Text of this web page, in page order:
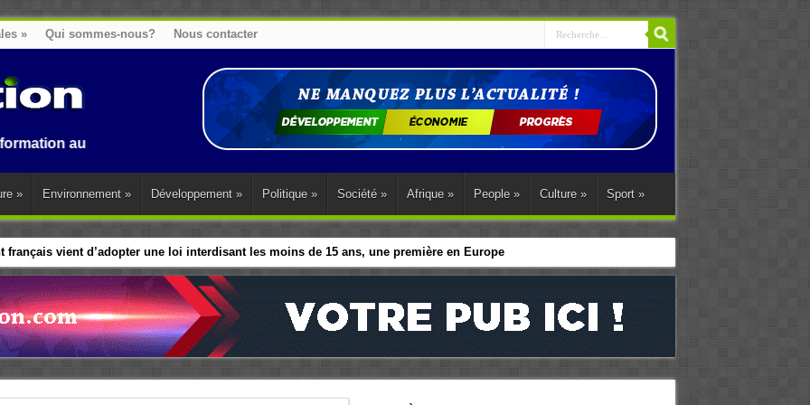
» Qui sommes-nous? Nous contacter
Benin, en Afrique et dans le monde.
» Environnement » Développement » Politique » Société » Afrique » People » Culture » Sport »
français vient d’adopter une loi interdisant les moins de 15 ans, une première en Europe
Aline Assankpon Houngbedji, une icône de la plume africaine